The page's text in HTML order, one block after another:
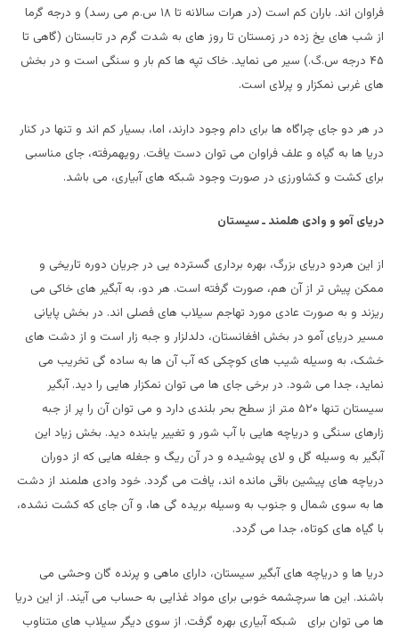
فراوان اند. باران کم است (در هرات سالانه تا ۱۸ س.م می رسد) و درجه گرما
از شب های یخ زده در زمستان تا روز های به شدت گرم در تابستان (گاهی تا
۴۵ درجه س.گ.) سیر می نماید. خاک تپه ها کم بار و سنگی است و در بخش
های غربی نمکزار و پرلای است.
در هر دو جای چراگاه ها برای دام وجود دارند، اما، بسیار کم اند و تنها در کنار
دریا ها به گیاه و علف فراوان می توان دست یافت. رویهمرفته، جای مناسبی
برای کشت و کشاورزی در صورت وجود شبکه های آبیاری، می باشد.
دریای آمو و وادی هلمند ـ سیستان
از این هردو دریای بزرگ، بهره برداری گسترده یی در جریان دوره تاریخی و
ممکن پیش تر از آن هم، صورت گرفته است. هر دو، به آبگیر های خاکی می
ریزند و به صورت عادی مورد تهاجم سیلاب های فصلی اند. در بخش پایانی
مسیر دریای آمو در بخش افغانستان، دلدلزار و جبه زار است و از دشت های
خشک، به وسیله شیب های کوچکی که آب آن ها به ساده گی تخریب می
نماید، جدا می شود. در برخی جای ها می توان نمکزار هایی را دید. آبگیر
سیستان تنها ۵۲۰ متر از سطح بحر بلندی دارد و می توان آن را پر از جبه
زارهای سنگی و دریاچه هایی با آب شور و تغییر یابنده دید. بخش زیاد این
آبگیر به وسیله گل و لای پوشیده و در آن ریگ و جغله هایی که از دوران
دریاچه های پیشین باقی مانده اند، یافت می گردد. خود وادی هلمند از دشت
ها به سوی شمال و جنوب به وسیله بریده گی ها، و آن جای که کشت نشده،
با گیاه های کوتاه، جدا می گردد.
دریا ها و دریاچه های آبگیر سیستان، دارای ماهی و پرنده گان وحشی می
باشند. این ها سرچشمه خوبی برای مواد غذایی به حساب می آیند. از این دریا
ها می توان برای شبکه آبیاری بهره گرفت. از سوی دیگر سیلاب های متناوب